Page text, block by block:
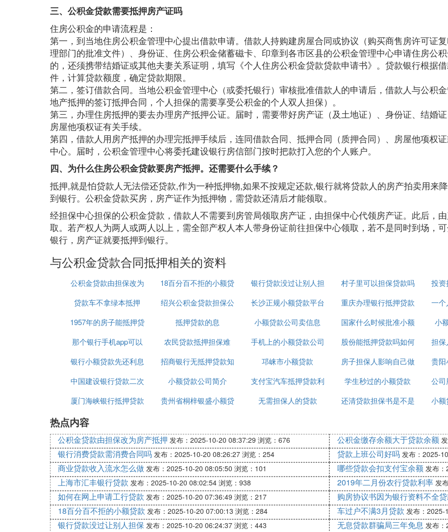
三、公积金贷款需要抵押房产证吗
住房公积金的申请流程是：
第一，到当地住房公积金管理中心提出借款申请。借款人持购建房屋合同或协议（购买商售房许可证
理部门的批准文件）、身份证、住房公积金储蓄磁卡、印章到各市区县的公积金管理中心申请住房公
的，还须携带结婚证或其他夫妻关系证明，填写《个人住房公积金贷款贷款申请书》。贷款银行根据
件，计算贷款额度，确定贷款期限。
第二，签订借款合同。当地公积金管理中心（或委托银行）审核批准借款人的申请后，借款人与公积
地产抵押的签订抵押合同，个人担保的需要享受公积金的个人双人担保）。
第三，办理住房抵押的要去办理房产抵押公证。届时，需要带好房产证（及土地证）、身份证、结婚
房屋他项权证有关手续。
第四，借款人用房产抵押的办理完抵押手续后，连同借款合同、抵押合同（质押合同）、房屋他项权
中心。届时，公积金管理中心将委托建设银行房信部门按时把款打入您的个人账户。
四、为什么住房公积金贷款要房产抵押。还需要什么手续？
抵押,就是怕贷款人无法偿还贷款,作为一种抵押物,如果不按规定还款,银行就将贷款人的房产拍卖用来
到银行。公积金贷款买房，房产证作为抵押物，需贷款还清后才能领取。
经担保中心担保的公积金贷款，借款人不需要到房管局领取房产证，由担保中心代领房产证。此后，
取。若产权人为两人或两人以上，需全部产权人本人带身份证前往担保中心领取，若不是同时到场，
银行，房产证就要抵押到银行。
与公积金贷款合同抵押相关的资料
公积金贷款由担保改为
房产抵押
18百分百不拒的小额贷
款
银行贷款没过让别人担
保
村子里可以担保贷款吗
投资
贷款车不拿绿本抵押
绍兴公积金贷款担保公
司
长沙正规小额贷款平台
重庆办理银行抵押贷款
公司
一个
1957年的房子能抵押贷
款吗
抵押贷款的息 小额贷款公司卖信息
国家什么时候批准小额
贷款
小
那个银行手机app可以
小额贷款
农民贷款抵押担保难
手机上的小额贷款公司
正规吗
股份能抵押贷款吗如何
办理
担保
银行小额贷款先还利息
到期付本金
招商银行无抵押贷款知
识介绍
邛崃市小额贷款
房子担保人影响自己做
贷款吗
贵阳
中国建设银行贷款二次
抵押利率是多少
小额贷款公司简介
支付宝汽车抵押贷款利
息8厘
学生秒过的小额贷款
公司
厦门海峡银行抵押贷款
贵州省桐梓银盛小额贷
无需担保人的贷款
还清贷款担保书是不是
小额
热点内容
公积金贷款由担保改为房产抵押 发布：2025-10-20 08:37:29 浏览：676 公积金缴存余额大于贷款余额
银行消费贷款需消费合同吗 发布：2025-10-20 08:26:27 浏览：254 贷款上班公司好吗 发布：2025-
商业贷款收入流水怎么做 发布：2025-10-20 08:05:50 浏览：101 哪些贷款会扣支付宝余额 发布
上海市汇丰银行贷款 发布：2025-10-20 08:02:54 浏览：938 2019年二月份农行贷款利率 发
如何在网上申请工行贷款 发布：2025-10-20 07:36:49 浏览：217 购房协议书因为银行资料不全
18百分百不拒的小额贷款 发布：2025-10-20 07:00:13 浏览：284 车过户不满3月贷款 发布：2025-
银行贷款没过让别人担保 发布：2025-10-20 06:24:37 浏览：443 无息贷款群骗局三年免息 发布